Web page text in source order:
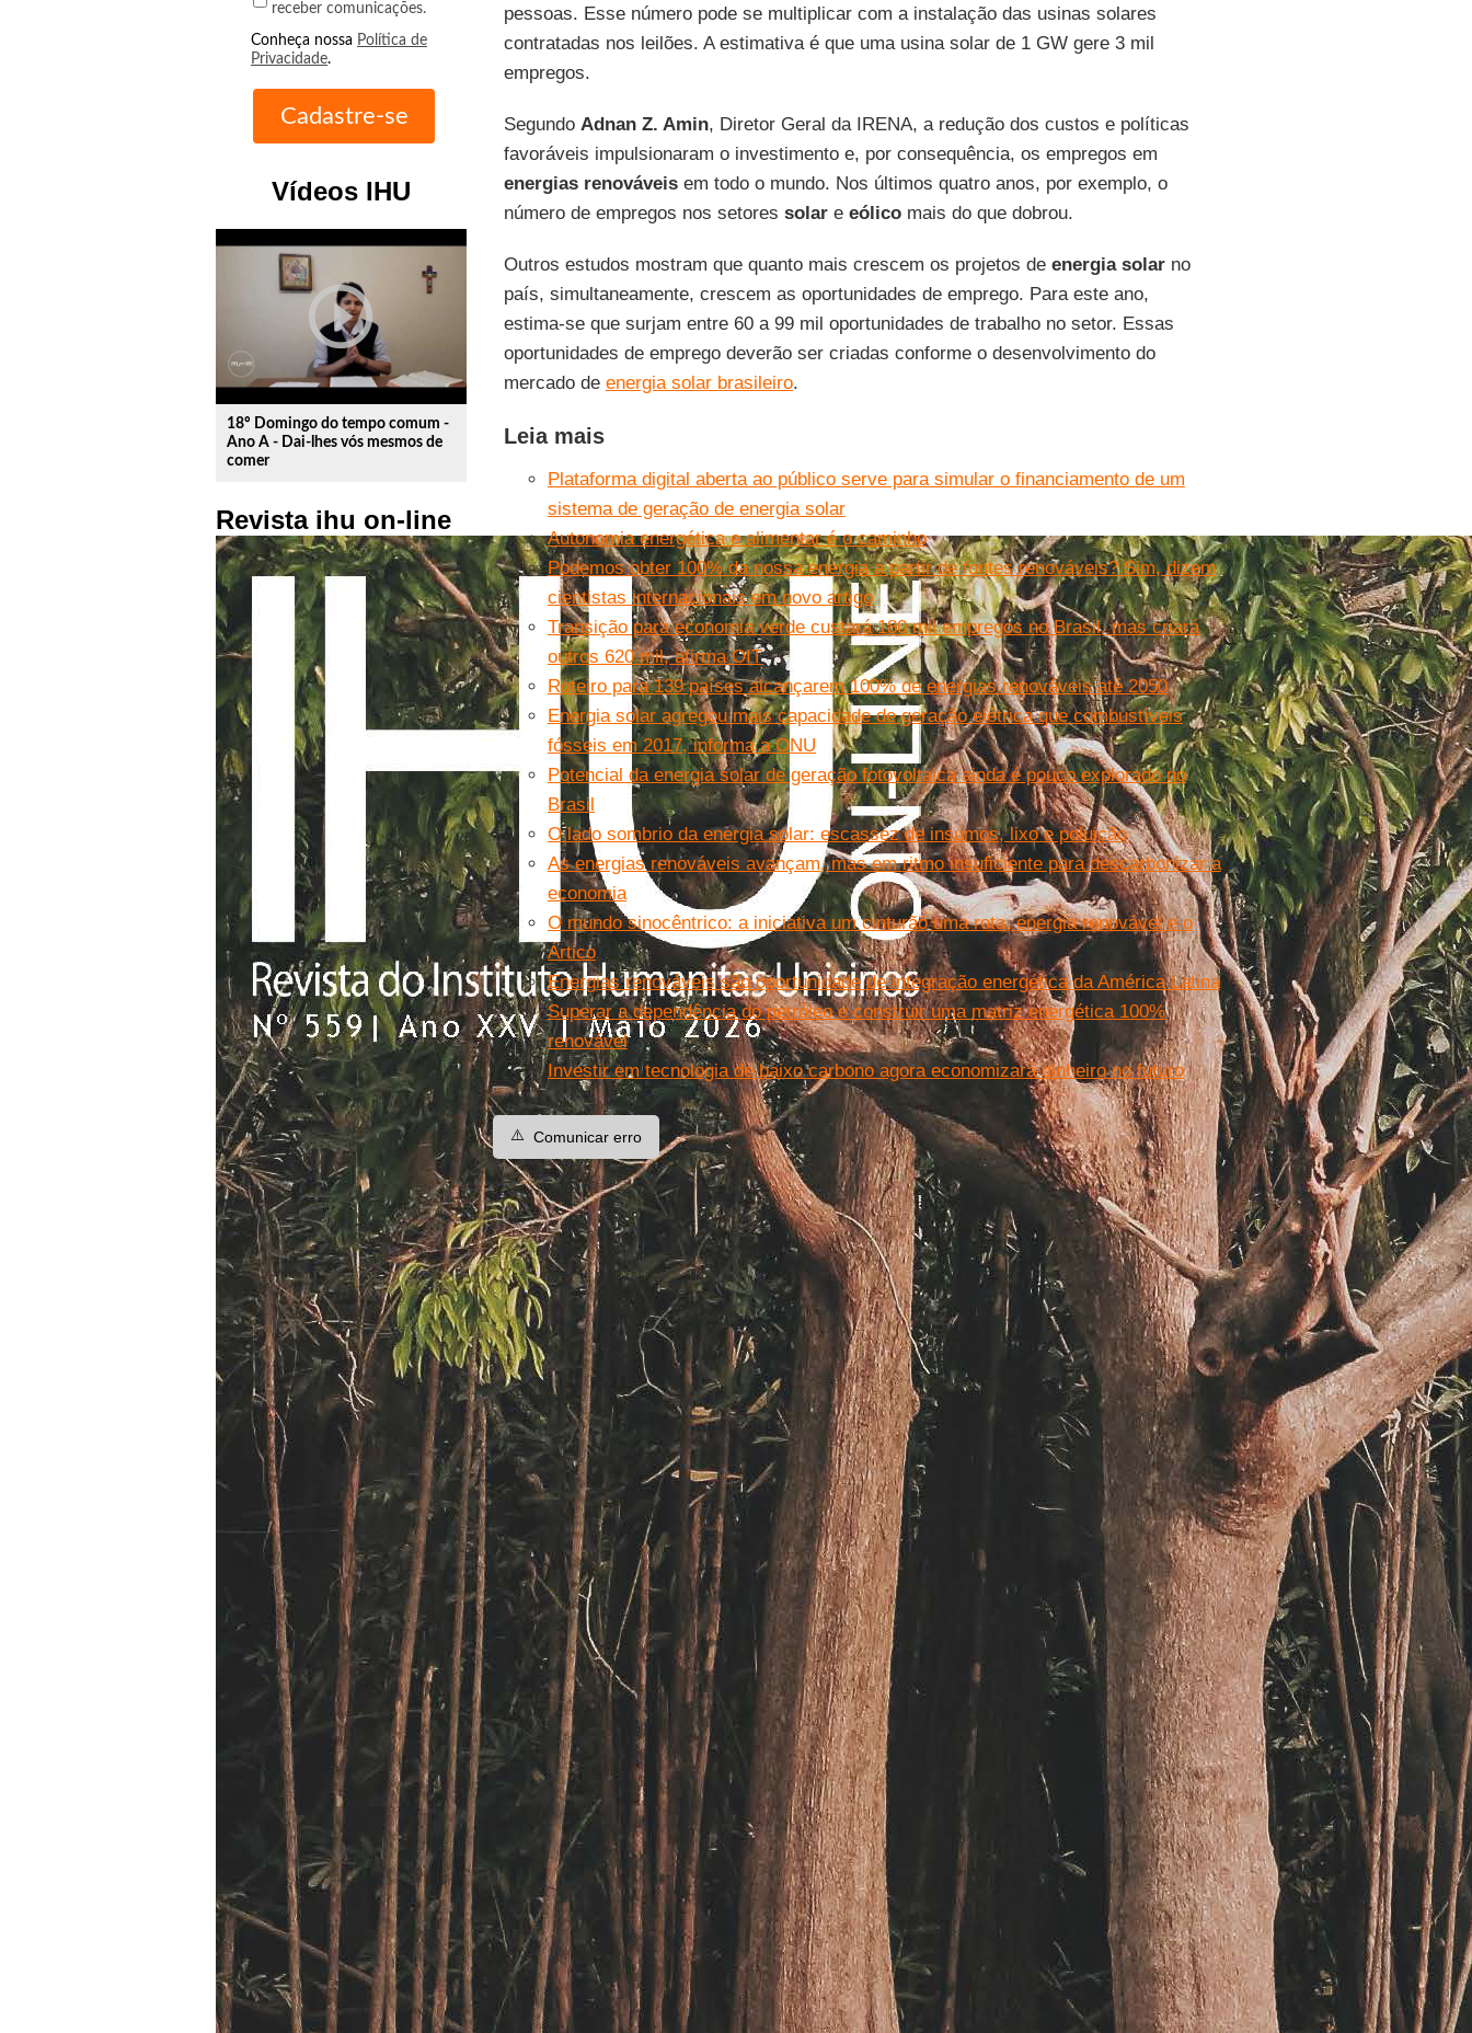
receber comunicações.
Conheça nossa Política de
Privacidade.
Vídeos IHU
play_circle_outline
18º Domingo do tempo comum -
Ano A - Dai-lhes vós mesmos de
comer
Revista ihu on-line
pessoas. Esse número pode se multiplicar com a instalação das usinas solares
contratadas nos leilões. A estimativa é que uma usina solar de 1 GW gere 3 mil
empregos.
Segundo Adnan Z. Amin, Diretor Geral da IRENA, a redução dos custos e políticas
favoráveis impulsionaram o investimento e, por consequência, os empregos em
energias renováveisem todo o mundo. Nos últimos quatro anos, por exemplo, o
número de empregos nos setores solare eólicomais do que dobrou.
Outros estudos mostram que quanto mais crescem os projetos de energia solarno
país, simultaneamente, crescem as oportunidades de emprego. Para este ano,
estima-se que surjam entre 60 a 99 mil oportunidades de trabalho no setor. Essas
oportunidades de emprego deverão ser criadas conforme o desenvolvimento do
mercado de energia solar brasileiro.
Leia mais
Plataforma digital aberta ao público serve para simular o financiamento de um
sistema de geração de energia solar
Autonomia energética e alimentar é o caminho
Podemos obter 100% da nossa energia a partir de fontes renováveis? Sim, dizem
cientistas internacionais em novo artigo
Transição para economia verde custará 180 mil empregos no Brasil, mas criará
outros 620 mil, afirma OIT
Roteiro para 139 países alcançarem 100% de energias renováveis até 2050
Energia solar agregou mais capacidade de geração elétrica que combustíveis
fósseis em 2017, informa a ONU
Potencial da energia solar de geração fotovoltaica ainda é pouco explorado no
Brasil
O lado sombrio da energia solar: escassez de insumos, lixo e poluição
As energias renováveis avançam, mas em ritmo insuficiente para descarbonizar a
economia
O mundo sinocêntrico: a iniciativa um cinturão uma rota, energia renovável e o
Ártico
Energias renováveis são oportunidade de integração energética da América Latina
Superar a dependência do petróleo e construir uma matriz energética 100%
renovável
Investir em tecnologia de baixo carbono agora economizará dinheiro no futuro
⚠️ Comunicar erro